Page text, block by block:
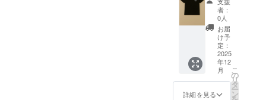
年９
月〜
2026年
８月末
タッフ
にクラ
ウド
ファン
ディン
グで支
援をし
た旨を
お声掛
リジナ
ルTシャ
ツをデ
ザイン
したT
シャツ
と弊社
店舗
キッチ
ンカー
者：
0人
お届
け予
定：
2025
年12
月
詳細を見る
こ
の
リ
タ
ー
ン